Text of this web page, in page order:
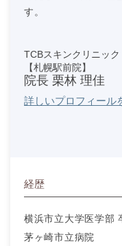
す。
TCBスキンクリニック
【札幌駅前院】
院長 栗林 理佳
詳しいプロフィール
経歴
横浜市立大学医学部
茅ヶ崎市立病院